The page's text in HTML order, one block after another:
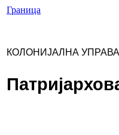
Граница
КОЛОНИЈАЛНА